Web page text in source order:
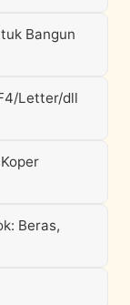
Bangun
Letter/dll
Beras,